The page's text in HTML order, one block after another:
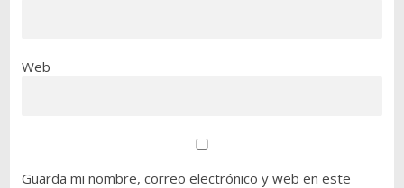
Web
Guarda mi nombre, correo electrónico y web en este